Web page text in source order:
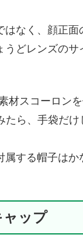
なく、顔正面
どレンズのサ
材スコーロン
たら、手袋だ
する帽子はか
ャップ